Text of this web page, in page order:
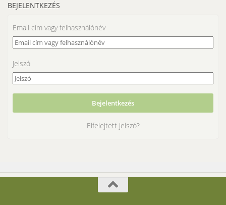
BEJELENTKEZÉS
Email cím vagy felhasználónév
Jelszó
Elfelejtett jelszó?